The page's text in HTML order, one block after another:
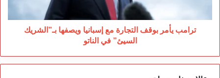
بـ”الشريك
السيئ”
الناتو
ترامب يأمر بوقف التجارة مع إسبانيا ويصفها بـ”الشريك
السيئ” في الناتو